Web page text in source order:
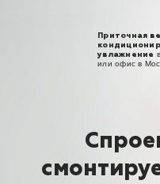
Приточная
увлажнение
или офис в